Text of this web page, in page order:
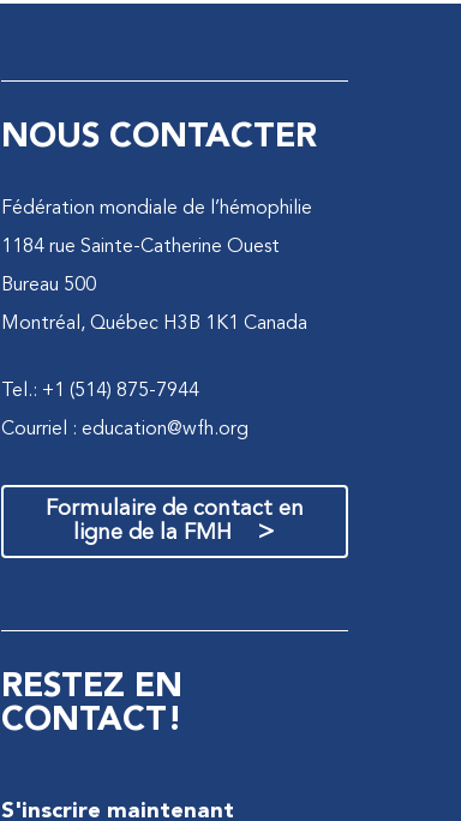
NOUS CONTACTER
Fédération mondiale de l’hémophilie
1184 rue Sainte-Catherine Ouest
Bureau 500
Montréal, Québec H3B 1K1 Canada
Tel.: +1 (514) 875-7944
Courriel : education@wfh.org
Formulaire de contact en
ligne de la FMH
>
RESTEZ EN
CONTACT!
S'inscrire maintenant